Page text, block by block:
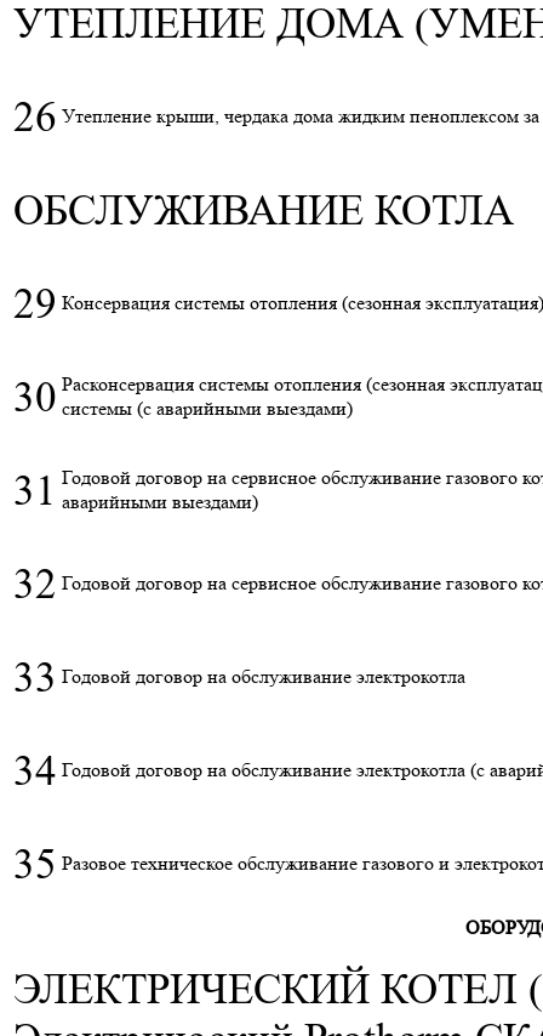
УТЕПЛЕНИЕ ДОМА
26 Утепление крыши, чердака дома жидким пеноплексом
ОБСЛУЖИВАНИЕ КОТЛА
29 Консервация системы отопления (сезонная
30 Расконсервация системы отопления (сезонная
системы (с аварийными выездами)
31 Годовой договор на сервисное обслуживание газового
аварийными выездами)
32 Годовой договор на сервисное обслуживание газового
33 Годовой договор на обслуживание электрокотла
34 Годовой договор на обслуживание электрокотла (с
35 Разовое техническое обслуживание газового и
ЭЛЕКТРИЧЕСКИЙ КОТЕЛ